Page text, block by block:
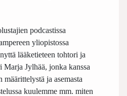
podcastissa
yliopistossa
lääketieteen tohtori ja
Marja Jylhää, jonka kanssa
ja asemasta
kuulemme mm. miten